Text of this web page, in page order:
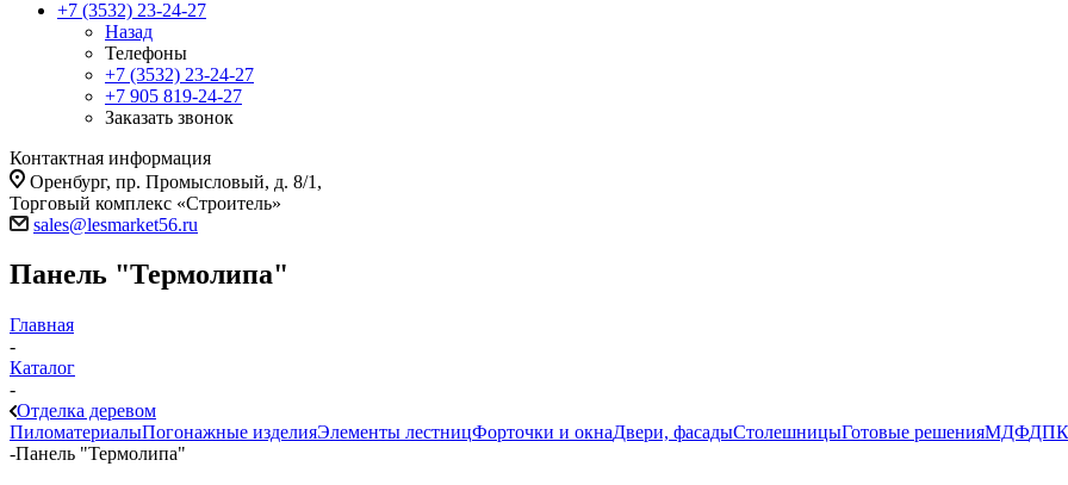
+7 (3532) 23-24-27
Назад
Телефоны
+7 (3532) 23-24-27
+7 905 819-24-27
Заказать звонок
Контактная информация
Оренбург, пр. Промысловый, д. 8/1,
Торговый комплекс «Строитель»
sales@lesmarket56.ru
Панель "Термолипа"
Главная
-
Каталог
-
Отделка деревом
ПиломатериалыПогонажные изделияЭлементы лестницФорточки и окнаДвери, фасадыСтолешницыГотовые решенияМДФДПК
-Панель "Термолипа"